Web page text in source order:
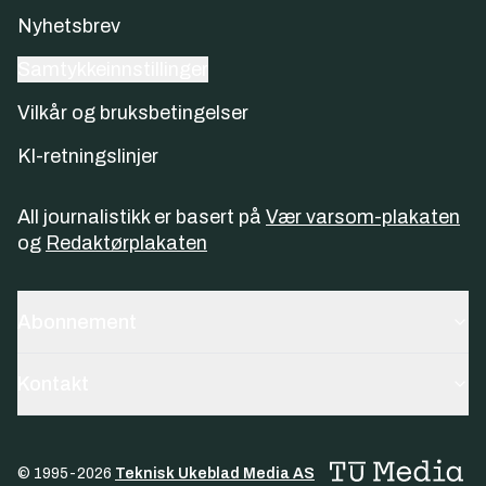
Nyhetsbrev
Vilkår og bruksbetingelser
KI-retningslinjer
All journalistikk er basert på Vær varsom-plakaten
og Redaktørplakaten
© 1995-2026 Teknisk Ukeblad Media AS